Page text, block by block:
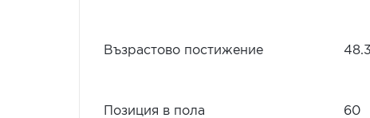
Възрастово постижение
Позиция в пола 60